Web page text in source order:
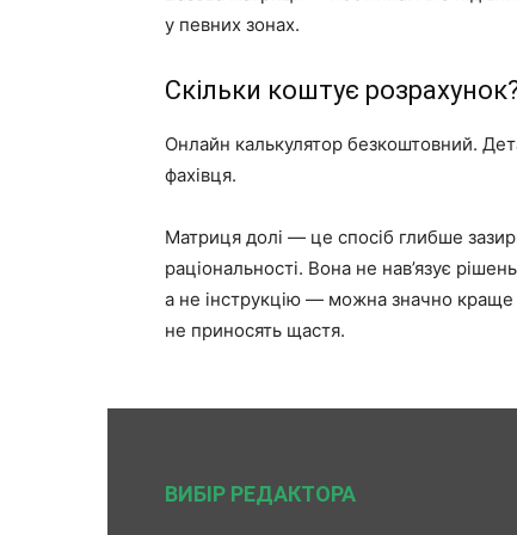
у певних зонах.
Скільки коштує
Онлайн калькулятор безкоштовний.
фахівця.
Матриця долі — це спосіб глибше
раціональності. Вона не нав’язує
а не інструкцію — можна значно краще
не приносять щастя.
ВИБІР РЕДАКТОРА